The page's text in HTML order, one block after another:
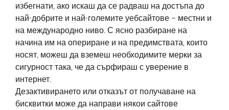
избегнати, ако искаш да се радваш на достъпа до
най-добрите и най-големите уебсайтове – местни и
на международно ниво. С ясно разбиране на
начина им на опериране и на предимствата, които
носят, можеш да вземеш необходимите мерки за
сигурност така, че да сърфираш с уверение в
интернет.
Дезактивирането или отказът от получаване на
бисквитки може да направи някои сайтове